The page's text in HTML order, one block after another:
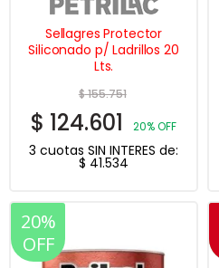
Sellagres Protector
Siliconado p/ Ladrillos 20
Lts.
$155.751
$ 124.601 20% OFF
3 cuotas SIN INTERES de:
$ 41.534
20%
OFF